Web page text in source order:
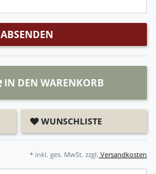
ABSENDEN
IN DEN WARENKORB
WUNSCHLISTE
* inkl. ges. MwSt. zzgl. Versandkosten